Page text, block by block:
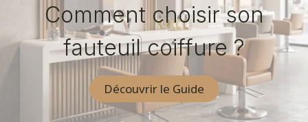
Comment choisir son
fauteuil coiffure ?
Découvrir le Guide